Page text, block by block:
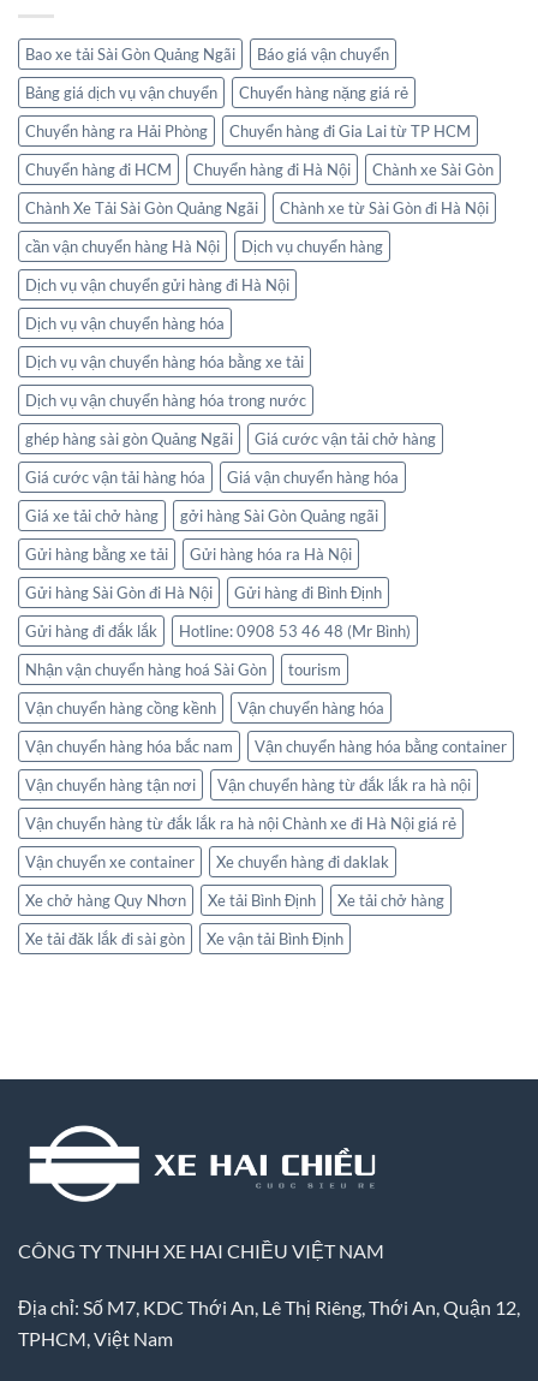
Bao xe tải Sài Gòn Quảng Ngãi
Báo giá vận chuyển
Bảng giá dịch vụ vận chuyển
Chuyển hàng nặng giá rẻ
Chuyển hàng ra Hải Phòng
Chuyển hàng đi Gia Lai từ TP HCM
Chuyển hàng đi HCM
Chuyển hàng đi Hà Nội
Chành xe Sài Gòn
Chành Xe Tải Sài Gòn Quảng Ngãi
Chành xe từ Sài Gòn đi Hà Nội
cần vận chuyển hàng Hà Nội
Dịch vụ chuyển hàng
Dịch vụ vận chuyển gửi hàng đi Hà Nội
Dịch vụ vận chuyển hàng hóa
Dịch vụ vận chuyển hàng hóa bằng xe tải
Dịch vụ vận chuyển hàng hóa trong nước
ghép hàng sài gòn Quảng Ngãi
Giá cước vận tải chở hàng
Giá cước vận tải hàng hóa
Giá vận chuyển hàng hóa
Giá xe tải chở hàng
gởi hàng Sài Gòn Quảng ngãi
Gửi hàng bằng xe tải
Gửi hàng hóa ra Hà Nội
Gửi hàng Sài Gòn đi Hà Nội
Gửi hàng đi Bình Định
Gửi hàng đi đắk lắk
Hotline: 0908 53 46 48 (Mr Bình)
Nhận vận chuyển hàng hoá Sài Gòn
tourism
Vận chuyển hàng cồng kềnh
Vận chuyển hàng hóa
Vận chuyển hàng hóa bắc nam
Vận chuyển hàng hóa bằng container
Vận chuyển hàng tận nơi
Vận chuyển hàng từ đắk lắk ra hà nội
Vận chuyển hàng từ đắk lắk ra hà nội Chành xe đi Hà Nội giá rẻ
Vận chuyển xe container
Xe chuyển hàng đi daklak
Xe chở hàng Quy Nhơn
Xe tải Bình Định
Xe tải chở hàng
Xe tải đăk lắk đi sài gòn
Xe vận tải Bình Định
CÔNG TY TNHH XE HAI CHIỀU VIỆT NAM
Địa chỉ: Số M7, KDC Thới An, Lê Thị Riêng, Thới An, Quận 12,
TPHCM, Việt Nam